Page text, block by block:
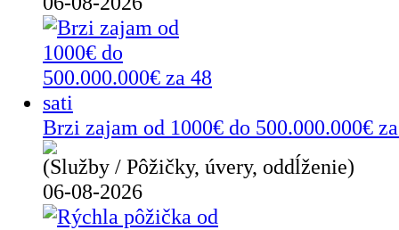
Brzi zajam od 1000€ do 500.000.000€
(Služby / Pôžičky, úvery, oddĺženie)
06-08-2026